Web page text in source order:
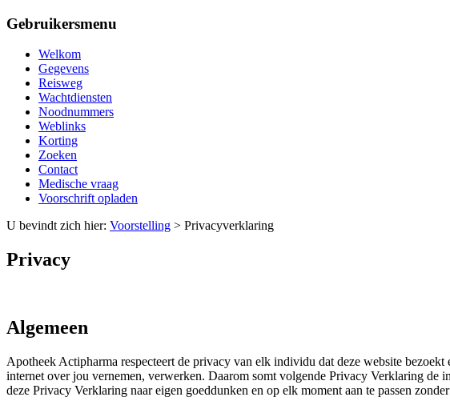
Gebruikersmenu
Welkom
Gegevens
Reisweg
Wachtdiensten
Noodnummers
Weblinks
Korting
Zoeken
Contact
Medische vraag
Voorschrift opladen
U bevindt zich hier: Voorstelling > Privacyverklaring
Privacy
Algemeen
Apotheek Actipharma respecteert de privacy van elk individu dat deze website
internet over jou vernemen, verwerken. Daarom somt volgende Privacy Verklaring
deze Privacy Verklaring naar eigen goeddunken en op elk moment aan te passen